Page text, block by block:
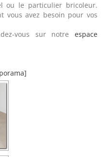
ou le particulier bricoleur.
vous avez besoin pour vos
vous sur notre espace